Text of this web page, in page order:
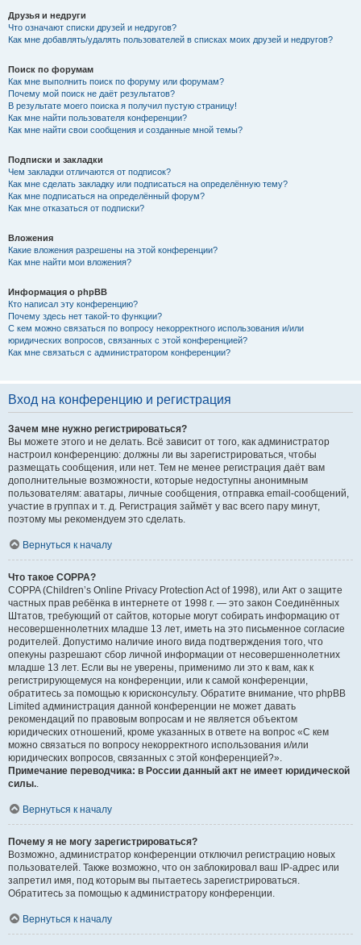
Друзья и недруги
Что означают списки друзей и недругов?
Как мне добавлять/удалять пользователей в списках моих друзей и недругов?
Поиск по форумам
Как мне выполнить поиск по форуму или форумам?
Почему мой поиск не даёт результатов?
В результате моего поиска я получил пустую страницу!
Как мне найти пользователя конференции?
Как мне найти свои сообщения и созданные мной темы?
Подписки и закладки
Чем закладки отличаются от подписок?
Как мне сделать закладку или подписаться на определённую тему?
Как мне подписаться на определённый форум?
Как мне отказаться от подписки?
Вложения
Какие вложения разрешены на этой конференции?
Как мне найти мои вложения?
Информация о phpBB
Кто написал эту конференцию?
Почему здесь нет такой-то функции?
С кем можно связаться по вопросу некорректного использования и/или
юридических вопросов, связанных с этой конференцией?
Как мне связаться с администратором конференции?
Вход на конференцию и регистрация
Зачем мне нужно регистрироваться?
Вы можете этого и не делать. Всё зависит от того, как администратор
настроил конференцию: должны ли вы зарегистрироваться, чтобы
размещать сообщения, или нет. Тем не менее регистрация даёт вам
дополнительные возможности, которые недоступны анонимным
пользователям: аватары, личные сообщения, отправка email-сообщений,
участие в группах и т. д. Регистрация займёт у вас всего пару минут,
поэтому мы рекомендуем это сделать.
Вернуться к началу
Что такое COPPA?
COPPA (Children’s Online Privacy Protection Act of 1998), или Акт о защите
частных прав ребёнка в интернете от 1998 г. — это закон Соединённых
Штатов, требующий от сайтов, которые могут собирать информацию от
несовершеннолетних младше 13 лет, иметь на это письменное согласие
родителей. Допустимо наличие иного вида подтверждения того, что
опекуны разрешают сбор личной информации от несовершеннолетних
младше 13 лет. Если вы не уверены, применимо ли это к вам, как к
регистрирующемуся на конференции, или к самой конференции,
обратитесь за помощью к юрисконсульту. Обратите внимание, что phpBB
Limited администрация данной конференции не может давать
рекомендаций по правовым вопросам и не является объектом
юридических отношений, кроме указанных в ответе на вопрос «С кем
можно связаться по вопросу некорректного использования и/или
юридических вопросов, связанных с этой конференцией?».
Примечание переводчика: в России данный акт не имеет юридической
силы..
Вернуться к началу
Почему я не могу зарегистрироваться?
Возможно, администратор конференции отключил регистрацию новых
пользователей. Также возможно, что он заблокировал ваш IP-адрес или
запретил имя, под которым вы пытаетесь зарегистрироваться.
Обратитесь за помощью к администратору конференции.
Вернуться к началу